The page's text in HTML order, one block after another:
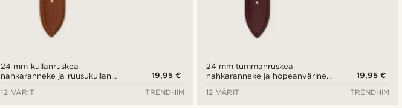
24 mm kullanruskea
nahkaranneke ja ruusukullan
19,95 €
12 VÄRIT
TRENDHIM
24 mm tummanruskea
nahkaranneke ja hopeanvärinen
19,95 €
12 VÄRIT
TRENDHIM